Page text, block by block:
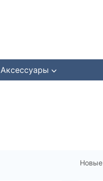
Аксессуары
Новые